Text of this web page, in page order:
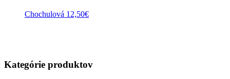
Chochulová 12,50€
Kategórie produktov